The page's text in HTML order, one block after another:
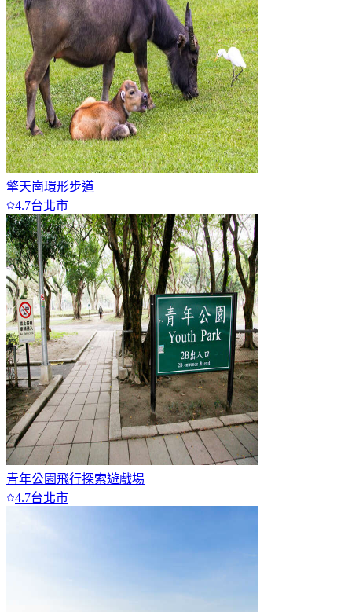
擎天崗環形步道
4.7台北市
青年公園飛行探索遊戲場
4.7台北市